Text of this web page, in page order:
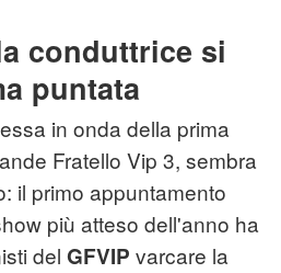
conduttrice si
puntata
in onda della prima
Fratello Vip 3, sembra
il primo appuntamento
più atteso dell'anno ha
del GFVIP varcare la